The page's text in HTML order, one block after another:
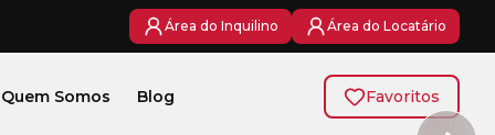
Área do Inquilino Área do Locatário
Quem Somos Blog Favoritos